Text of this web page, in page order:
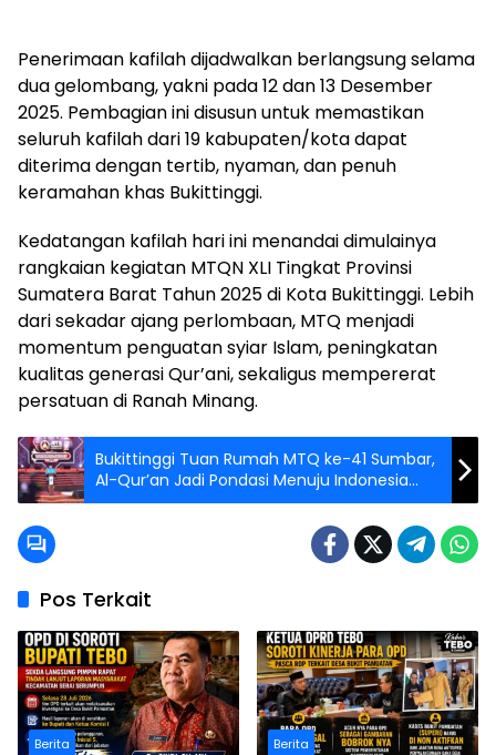
Penerimaan kafilah dijadwalkan berlangsung selama
dua gelombang, yakni pada 12 dan 13 Desember
2025. Pembagian ini disusun untuk memastikan
seluruh kafilah dari 19 kabupaten/kota dapat
diterima dengan tertib, nyaman, dan penuh
keramahan khas Bukittinggi.
Kedatangan kafilah hari ini menandai dimulainya
rangkaian kegiatan MTQN XLI Tingkat Provinsi
Sumatera Barat Tahun 2025 di Kota Bukittinggi. Lebih
dari sekadar ajang perlombaan, MTQ menjadi
momentum penguatan syiar Islam, peningkatan
kualitas generasi Qur’ani, sekaligus mempererat
persatuan di Ranah Minang.
Bukittinggi Tuan Rumah MTQ ke-41 Sumbar,
Al-Qur’an Jadi Pondasi Menuju Indonesia
Maju
Pos Terkait
Berita Berita